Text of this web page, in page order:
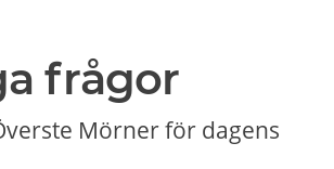
frågor
Mörner för dagens